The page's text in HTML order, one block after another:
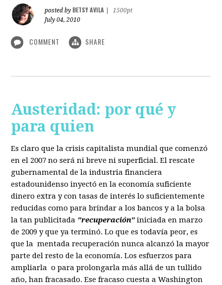
posted by BETSY AVILA
1500pt
July 04, 2010
COMMENT SHARE
Austeridad: por qué y
para quien
Es claro que la crisis capitalista mundial que comenzó
en el 2007 no será ni breve ni superficial. El rescate
gubernamental de la industria financiera
estadounidenso inyectó en la economía suficiente
dinero extra y con tasas de interés lo suficientemente
reducidas como para brindar a los bancos y a la bolsa
la tan publicitada "recuperación" iniciada en marzo
de 2009 y que ya terminó. Lo que es todavía peor, es
que la mentada recuperación nunca alcanzó la mayor
parte del resto de la economía. Los esfuerzos para
ampliarla o para prolongarla más allá de un tullido
año, han fracasado. Ese fracaso cuesta a Washington